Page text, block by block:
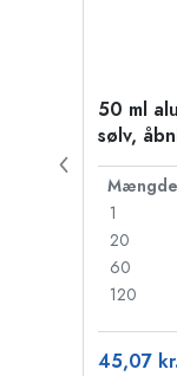
50 ml
sølv,
Mængde
1
20
60
120
45,07 kr.